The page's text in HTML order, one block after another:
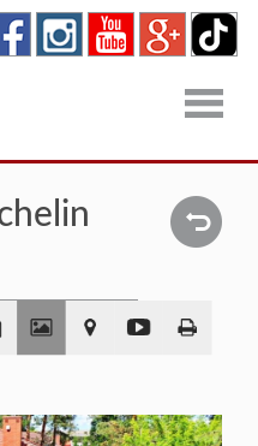
Strona
główna
Oferty